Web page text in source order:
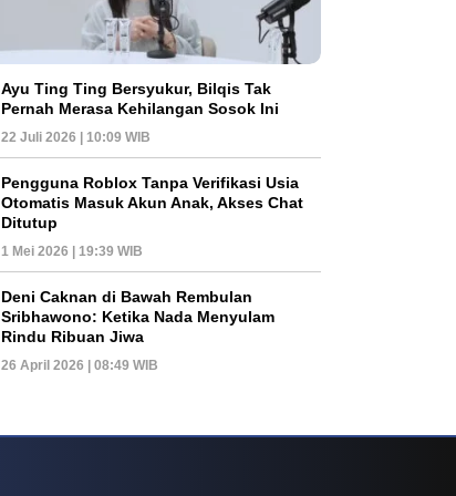
Ayu Ting Ting Bersyukur, Bilqis Tak
Pernah Merasa Kehilangan Sosok Ini
22 Juli 2026 | 10:09 WIB
Pengguna Roblox Tanpa Verifikasi Usia
Otomatis Masuk Akun Anak, Akses Chat
Ditutup
1 Mei 2026 | 19:39 WIB
Deni Caknan di Bawah Rembulan
Sribhawono: Ketika Nada Menyulam
Rindu Ribuan Jiwa
26 April 2026 | 08:49 WIB